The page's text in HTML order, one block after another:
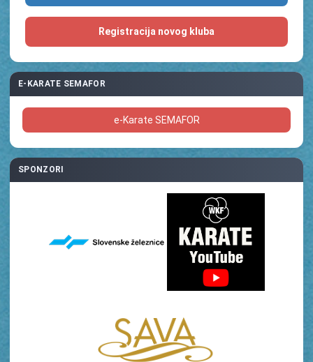
Registracija novog kluba
E-KARATE SEMAFOR
e-Karate SEMAFOR
SPONZORI